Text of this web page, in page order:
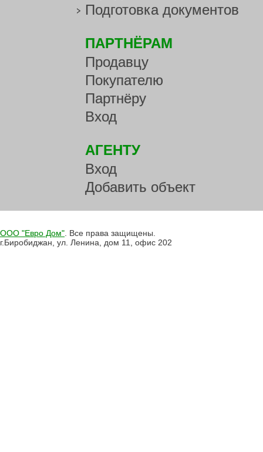
Подготовка документов
ПАРТНЁРАМ
Продавцу
Покупателю
Партнёру
Вход
АГЕНТУ
Вход
Добавить объект
ООО "Евро Дом" . Все права защищены.
г.Биробиджан, ул. Ленина, дом 11, офис 202